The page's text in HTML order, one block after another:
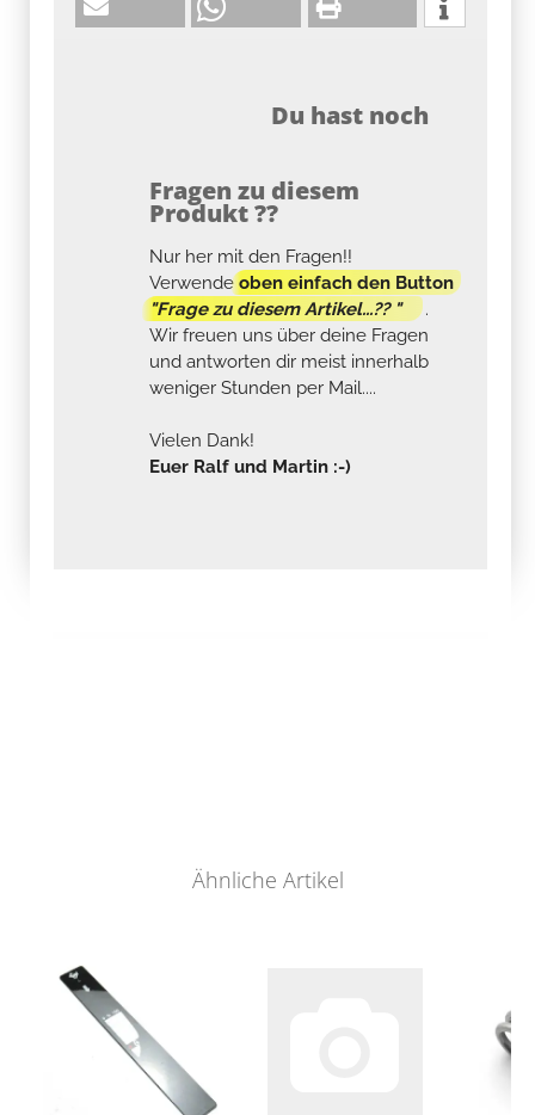
Du hast noch
Fragen zu diesem
Produkt ??
Nur her mit den Fragen!!
Verwendeoben einfach den Button
"Frage zu diesem Artikel...?? "
.
Wir freuen uns über deine Fragen
und antworten dir meist innerhalb
weniger Stunden per Mail....
Vielen Dank!
Euer Ralf und Martin :-)
Ähnliche Artikel